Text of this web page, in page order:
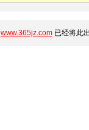
www.365jz.com已经将此